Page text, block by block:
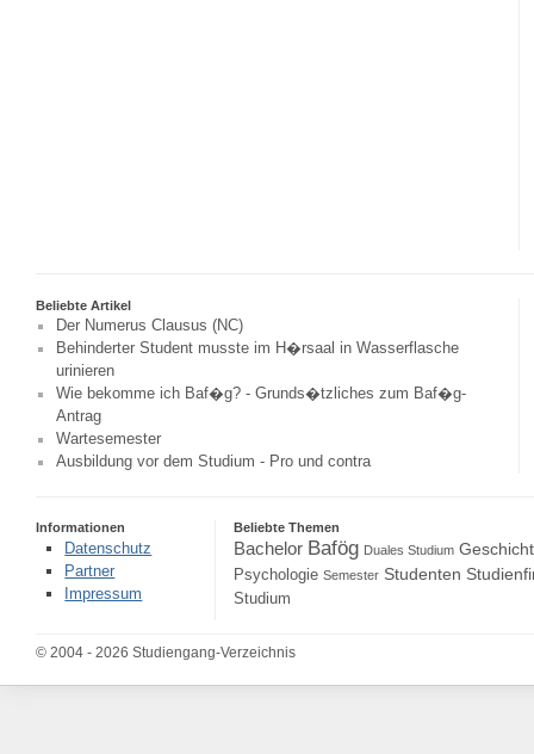
Beliebte Artikel
Der Numerus Clausus (NC)
Behinderter Student musste im H�rsaal in Wasserflasche
urinieren
Wie bekomme ich Baf�g? - Grunds�tzliches zum Baf�g-
Antrag
Wartesemester
Ausbildung vor dem Studium - Pro und contra
Informationen
Datenschutz
Partner
Impressum
Beliebte Themen
Bachelor Bafög Duales Studium
Psychologie Semester Studenten
Studium
© 2004 - 2026 Studiengang-Verzeichnis